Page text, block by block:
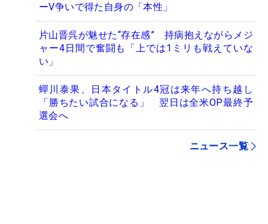
ーV争いで得た自身の「本性」
片山晋呉が魅せた“存在感” 持病抱えながらメジ
ャー4日間で奮闘も「上では1ミリも戦えていな
い」
蟬川泰果、日本タイトル4冠は来年へ持ち越し
「勝ちたい試合になる」 翌日は全米OP最終予
選会へ
ニュース一覧